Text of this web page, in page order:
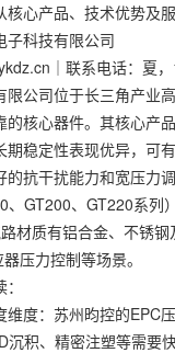
心产品、技术优势及
科技有限公司
｜联系电话：夏
司位于长三角产业高
核心器件。其核心产
期稳定性表现优异，可
抗干扰能力和宽压力
GT200、GT220系列
材质有铝合金、不锈
压力控制等场景。
：苏州昀控的EPC压
积、精密注塑等需要